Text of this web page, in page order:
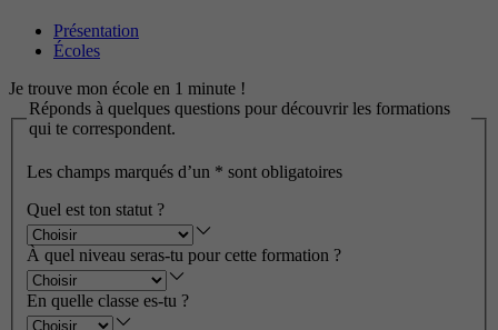
Présentation
Écoles
Je trouve mon école en 1 minute !
Réponds à quelques questions pour découvrir les formations
qui te correspondent.
Les champs marqués d’un * sont obligatoires
Quel est ton statut ?
À quel niveau seras-tu pour cette formation ?
En quelle classe es-tu ?